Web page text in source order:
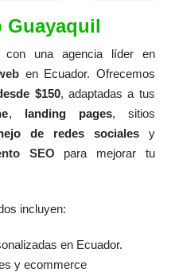
Web
$355.00
Guayaquil
con una agencia líder en
en Ecuador. Ofrecemos
$150, adaptadas a tus
, landing pages, sitios
de redes socialesy
SEO para mejorar tu
incluyen:
en Ecuador.
y ecommerce